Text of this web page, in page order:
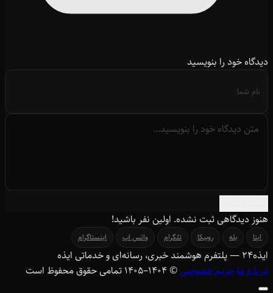
دیدگاه خود را بنویسید
هنوز دیدگاهی ثبت نشده. اولین نفر باشید!
ایتا بله روبیکا تلگرام واتس اپ اینستاگرام
ایذه۲۴ — پلتفرم هوشمند خبری، رسانه‌ای و خدماتی ایذه
درباره ماحریم خصوصی© ۱۴۰۴–1405 تمامی حقوق محفوظ است